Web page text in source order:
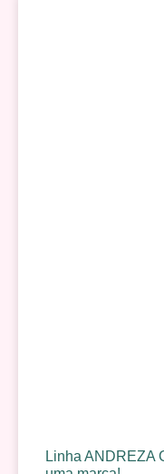
Linha ANDREZA